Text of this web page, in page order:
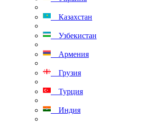
Казахстан
Узбекистан
Армения
Грузия
Турция
Индия